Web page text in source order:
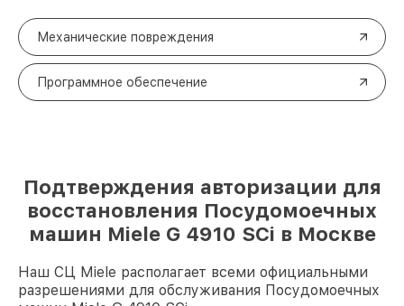
Механические повреждения
Программное обеспечение
Подтверждения авторизации для
восстановления Посудомоечных
машин Miele G 4910 SCi в Москве
Наш СЦ Miele располагает всеми официальными
разрешениями для обслуживания Посудомоечных